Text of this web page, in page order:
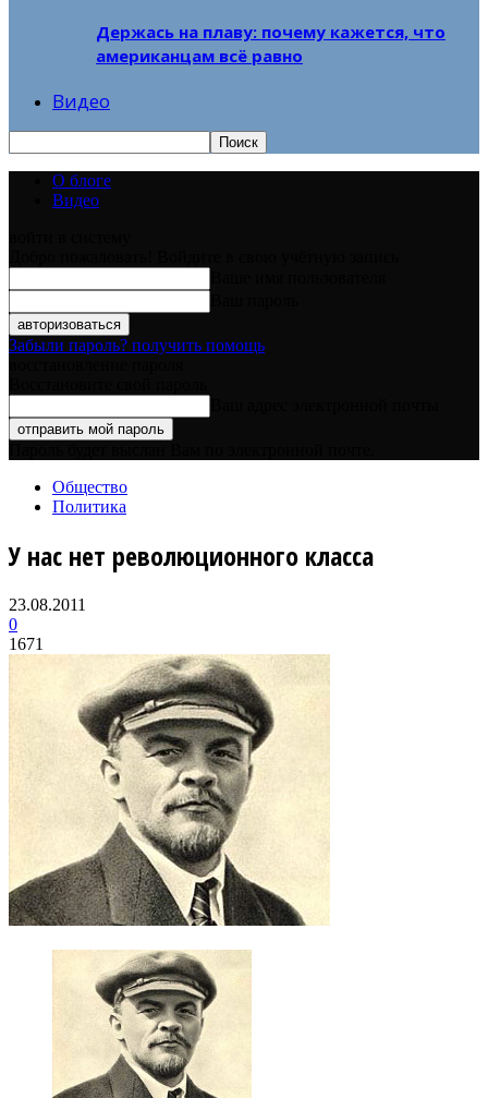
Держась на плаву: почему кажется, что
американцам всё равно
Видео
О блоге
Видео
Забыли пароль? получить помощь
Общество
Политика
У нас нет революционного класса
23.08.2011
0
1671